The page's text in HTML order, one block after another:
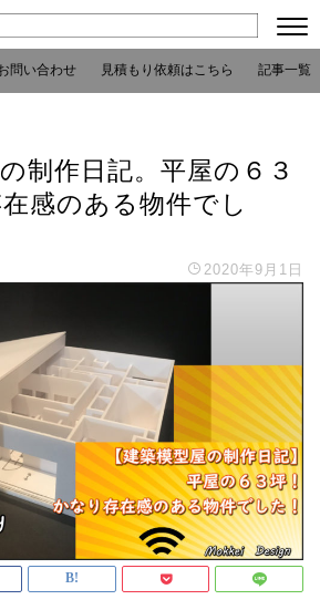
問い合わせ 見積もり依頼はこちら 記事一覧
制作日記。平屋の６３
感のある物件でし
2020年9月1日